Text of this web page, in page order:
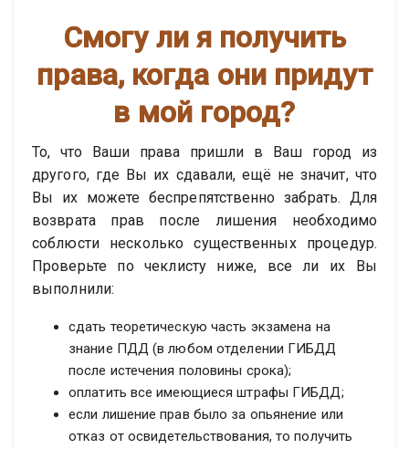
Смогу ли я получить
права, когда они придут
в мой город?
То, что Ваши права пришли в Ваш город из
другого, где Вы их сдавали, ещё не значит, что
Вы их можете беспрепятственно забрать. Для
возврата прав после лишения необходимо
соблюсти несколько существенных процедур.
Проверьте по чеклисту ниже, все ли их Вы
выполнили:
сдать теоретическую часть экзамена на
знание ПДД (в любом отделении ГИБДД
после истечения половины срока);
оплатить все имеющиеся штрафы ГИБДД;
если лишение прав было за опьянение или
отказ от освидетельствования, то получить